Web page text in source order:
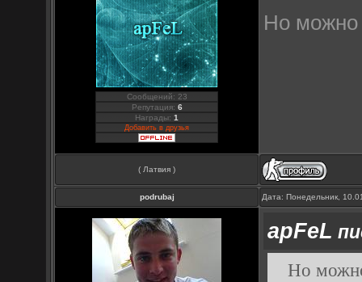
Сообщений: 23
Репутация: 6
Награды:1
Добавить в друзья
Но можно
( Латвия )
podrubaj Дата: Понедельник,
apFeL
Но